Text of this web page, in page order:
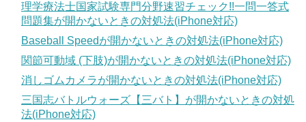
理学療法士国家試験専門分野速習チェック!!一問一答式
問題集が開かないときの対処法(iPhone対応)
Baseball Speedが開かないときの対処法(iPhone対応)
関節可動域 (下肢)が開かないときの対処法(iPhone対応)
消しゴムカメラが開かないときの対処法(iPhone対応)
三国志バトルウォーズ【三バト】が開かないときの対処
法(iPhone対応)